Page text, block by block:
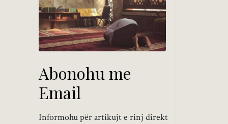
Abonohu me
Email
Informohu për artikujt e rinj direkt